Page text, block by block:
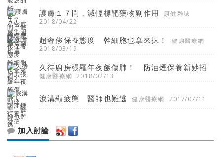
護膚１７問，減輕標靶藥物副作用
康健雜誌
2018/04/22
超奢侈保養態度 幹細胞也拿來抹！
健康醫療網
2018/03/19
久待廚房張羅年夜飯傷肺！ 防油煙保養新妙招
健康醫療網 2018/02/13
淚溝顯疲態 醫師也難逃 健康醫療網 2017/07/11
加入討論